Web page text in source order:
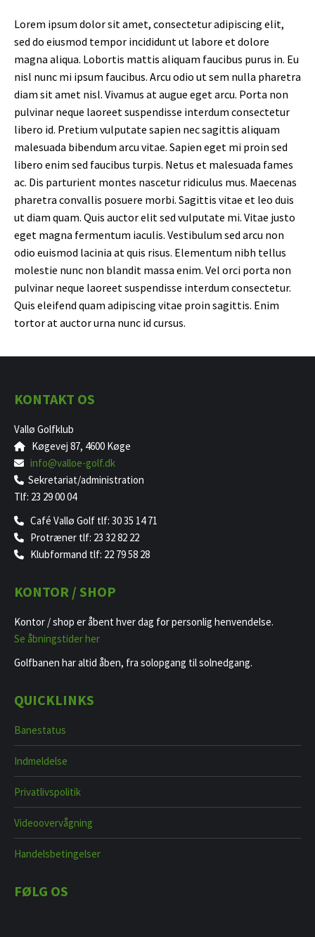
Lorem ipsum dolor sit amet, consectetur adipiscing elit,
sed do eiusmod tempor incididunt ut labore et dolore
magna aliqua. Lobortis mattis aliquam faucibus purus in. Eu
nisl nunc mi ipsum faucibus. Arcu odio ut sem nulla pharetra
diam sit amet nisl. Vivamus at augue eget arcu. Porta non
pulvinar neque laoreet suspendisse interdum consectetur
libero id. Pretium vulputate sapien nec sagittis aliquam
malesuada bibendum arcu vitae. Sapien eget mi proin sed
libero enim sed faucibus turpis. Netus et malesuada fames
ac. Dis parturient montes nascetur ridiculus mus. Maecenas
pharetra convallis posuere morbi. Sagittis vitae et leo duis
ut diam quam. Quis auctor elit sed vulputate mi. Vitae justo
eget magna fermentum iaculis. Vestibulum sed arcu non
odio euismod lacinia at quis risus. Elementum nibh tellus
molestie nunc non blandit massa enim. Vel orci porta non
pulvinar neque laoreet suspendisse interdum consectetur.
Quis eleifend quam adipiscing vitae proin sagittis. Enim
tortor at auctor urna nunc id cursus.
KONTAKT OS
Vallø Golfklub
Køgevej 87, 4600 Køge
info@valloe-golf.dk
Sekretariat/administration
Tlf: 23 29 00 04
Café Vallø Golf tlf: 30 35 14 71
Protræner tlf: 23 32 82 22
Klubformand tlf: 22 79 58 28
KONTOR / SHOP
Kontor / shop er åbent hver dag for personlig henvendelse.
​Se åbningstider her
Golfbanen har altid åben, fra solopgang til solnedgang.
QUICKLINKS
Banestatus
Indmeldelse
Privatlivspolitik
Videoovervågning
Handelsbetingelser
FØLG OS